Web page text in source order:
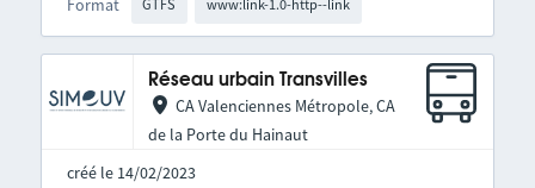
Format GTFS www:link-1.0-http--link
Réseau urbain Transvilles
CA Valenciennes Métropole, CA
de la Porte du Hainaut
créé le 14/02/2023